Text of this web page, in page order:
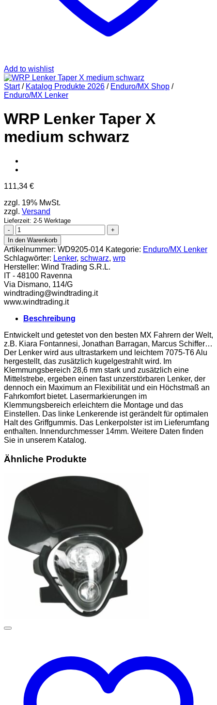
Add to wishlist
Start / Katalog Produkte 2026 / Enduro/MX Shop /
Enduro/MX Lenker
WRP Lenker Taper X
medium schwarz
111,34 €
zzgl. 19% MwSt.
zzgl. Versand
Lieferzeit: 2-5 Werktage
WRP
Lenker
Taper
X
medium
schwarz
Menge
In den Warenkorb
Artikelnummer: WD9205-014 Kategorie: Enduro/MX Lenker
Schlagwörter: Lenker, schwarz, wrp
Hersteller: Wind Trading S.R.L.
IT - 48100 Ravenna
Via Dismano, 114/G
windtrading@windtrading.it
www.windtrading.it
Beschreibung
Entwickelt und getestet von den besten MX Fahrern der Welt,
z.B. Kiara Fontannesi, Jonathan Barragan, Marcus Schiffer…
Der Lenker wird aus ultrastarkem und leichtem 7075-T6 Alu
hergestellt, das zusätzlich kugelgestrahlt wird. Im
Klemmungsbereich 28,6 mm stark und zusätzlich eine
Mittelstrebe, ergeben einen fast unzerstörbaren Lenker, der
dennoch ein Maximum an Flexibilität und ein Höchstmaß an
Fahrkomfort bietet. Lasermarkierungen im
Klemmungsbereich erleichtern die Montage und das
Einstellen. Das linke Lenkerende ist gerändelt für optimalen
Halt des Griffgummis. Das Lenkerpolster ist im Lieferumfang
enthalten. Innendurchmesser 14mm. Weitere Daten finden
Sie in unserem Katalog.
Ähnliche Produkte